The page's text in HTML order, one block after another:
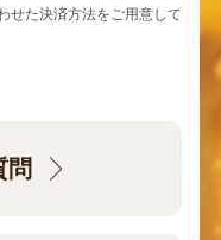
せた決済方法をご用意して
問